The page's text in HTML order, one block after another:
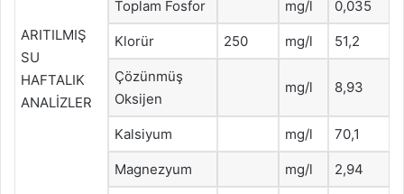
ARITILMIŞ
SU
HAFTALIK
ANALİZLER
Toplam Fosfor mg/l 0,035
Klorür 250 mg/l 51,2
Çözünmüş
Oksijen
mg/l 8,93
Kalsiyum mg/l 70,1
Magnezyum mg/l 2,94